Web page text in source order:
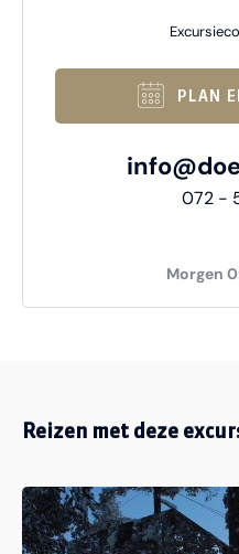
PLAN
072 -
Morgen
Reizen met deze